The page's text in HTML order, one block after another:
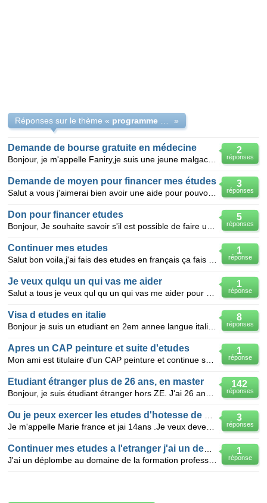
Réponses sur le thème « »
2
réponses
Demande de bourse gratuite en médecine
3
réponses
Demande de moyen pour financer mes études
5
réponses
Don pour financer etudes
1
réponse
Continuer mes etudes
1
réponse
Je veux qulqu un qui vas me aider
8
réponses
Visa d etudes en italie
1
réponse
Apres un CAP peinture et suite d'etudes
142
réponses
Etudiant étranger plus de 26 ans, en master
3
réponses
1
réponse